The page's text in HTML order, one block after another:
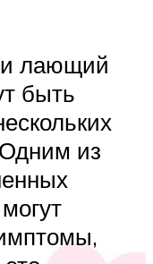
и лающий
быть
из